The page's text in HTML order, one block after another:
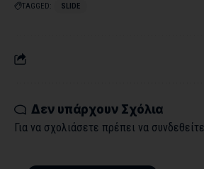
TAGGED: SLIDE
Δεν υπάρχουν Σχόλια
Για να σχολιάσετε πρέπει να συνδεθείτε